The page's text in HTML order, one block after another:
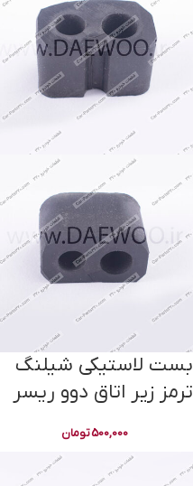
بست لاستیکی شیلنگ
ترمز زیر اتاق دوو ریسر
500,000تومان